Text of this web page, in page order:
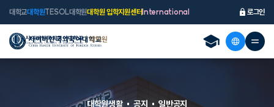
대학교대학원TESOL대학원대학원 입학지원센터 International 로그인
대학원생활 공지 일반공지